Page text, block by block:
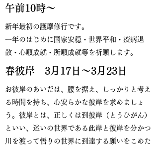
午前10時〜
新年最初の護摩修行です。
一年のはじめに国家安穏・世界平和・疫病退
散・心願成就・所願成就等を祈願します。
春彼岸 3月17日〜3月23日
お彼岸のあいだは、腰を据え、しっかりと考え
る時間を持ち、心安らかな彼岸を求めましょ
う。彼岸とは、正しくは到彼岸（とうひがん）
といい、迷いの世界である此岸と彼岸を分かつ
川を渡って悟りの世界に到達する願いをこめた